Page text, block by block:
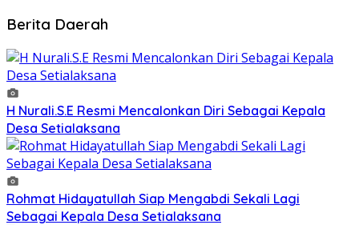
Berita Daerah
H Nurali.S.E Resmi Mencalonkan Diri Sebagai Kepala
Desa Setialaksana
Rohmat Hidayatullah Siap Mengabdi Sekali Lagi
Sebagai Kepala Desa Setialaksana